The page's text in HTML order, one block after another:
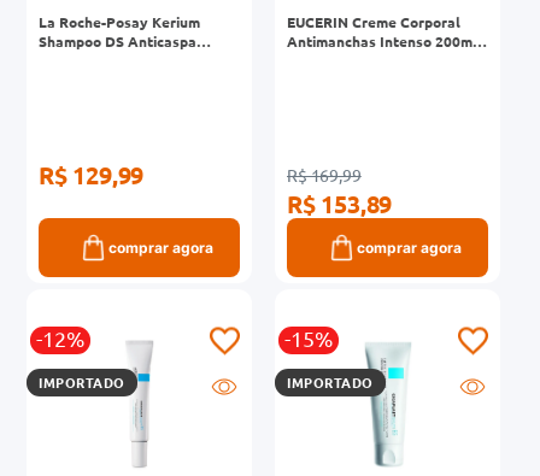
La Roche-Posay Kerium
Shampoo DS Anticaspa
R$ 129,99
comprar agora
EUCERIN Creme Corporal
Antimanchas Intenso 200ml,
R$ 169,99
R$ 153,89
comprar agora
-12%
IMPORTADO
-15%
IMPORTADO